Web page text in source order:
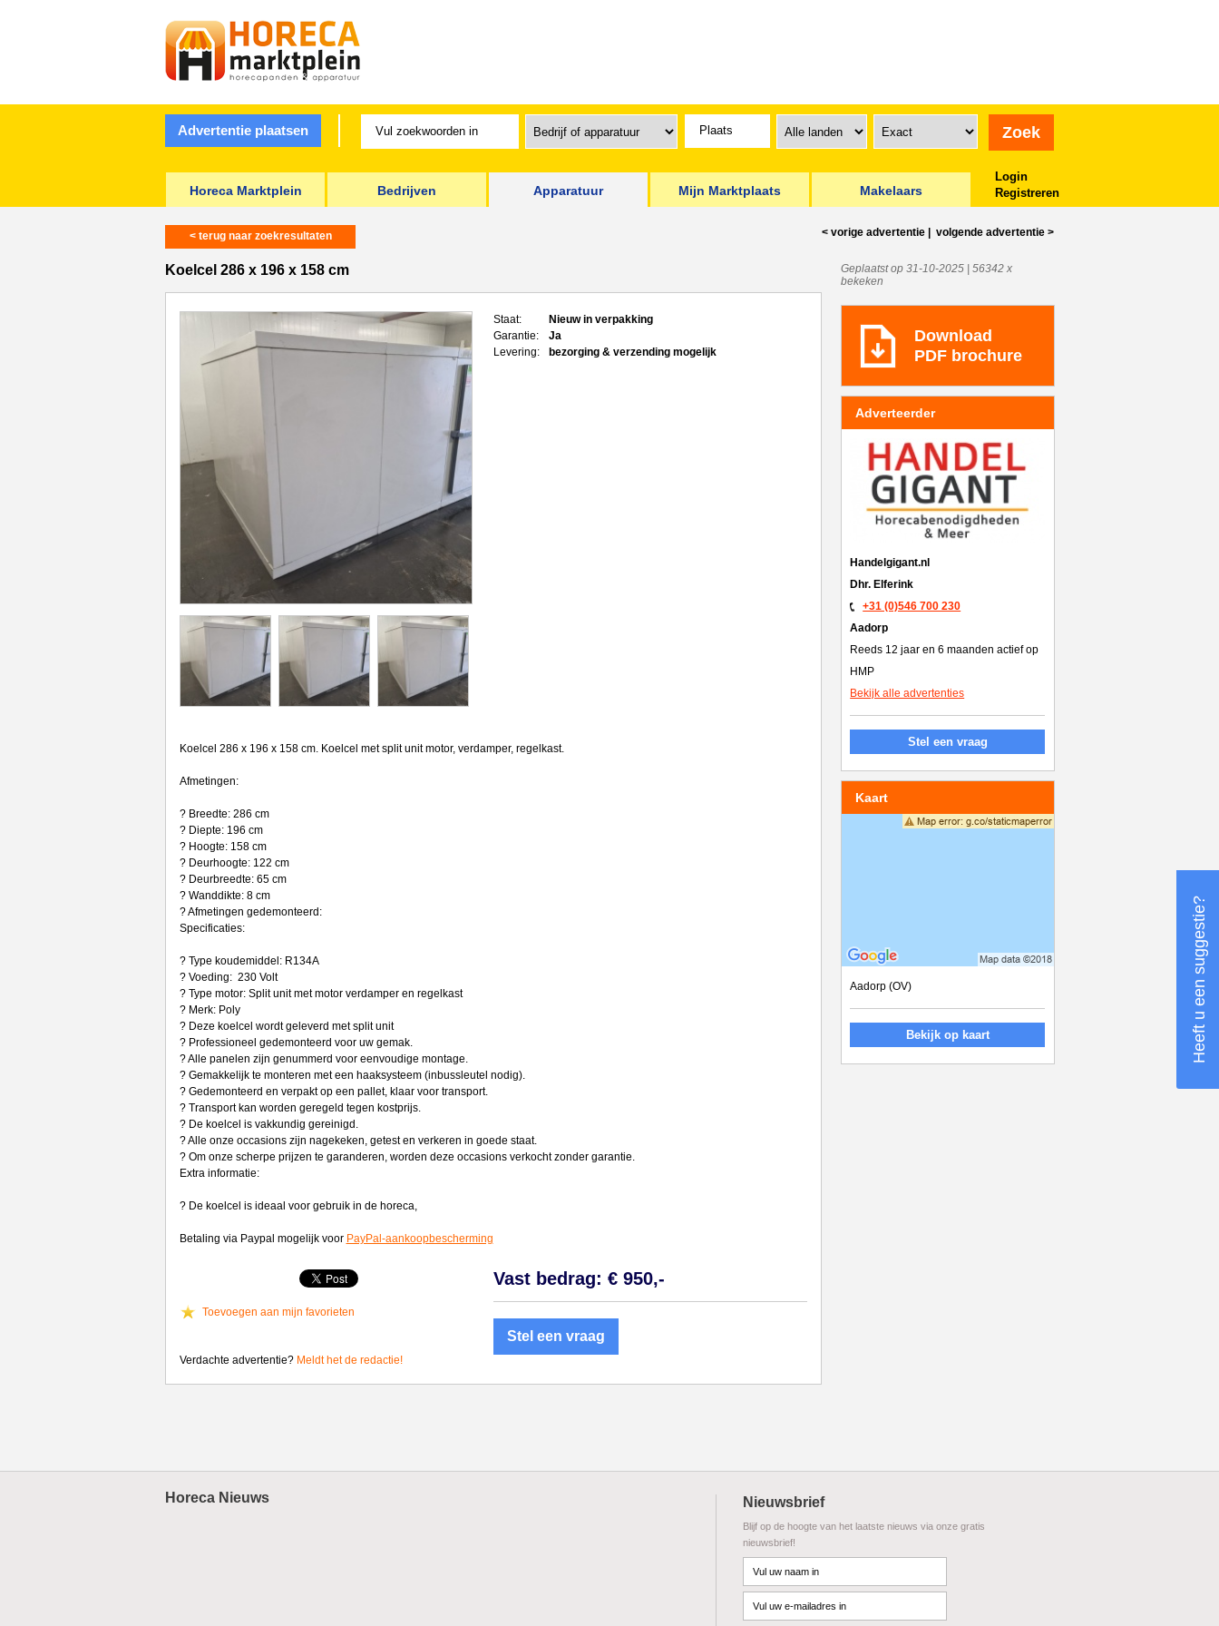
Advertentie plaatsen
Horeca Marktplein Bedrijven Apparatuur Mijn Marktplaats Makelaars
Login
Registreren
< terug naar zoekresultaten < vorige advertentie volgende advertentie >
Koelcel 286 x 196 x 158 cm
Staat:
Nieuw in verpakking
Garantie:
Ja
Levering:
bezorging & verzending mogelijk
Koelcel 286 x 196 x 158 cm. Koelcel met split unit motor, verdamper, regelkast.
Afmetingen:
? Breedte: 286 cm
? Diepte: 196 cm
? Hoogte: 158 cm
? Deurhoogte: 122 cm
? Deurbreedte: 65 cm
? Wanddikte: 8 cm
? Afmetingen gedemonteerd:
Specificaties:
? Type koudemiddel: R134A
? Voeding: 230 Volt
? Type motor: Split unit met motor verdamper en regelkast
? Merk: Poly
? Deze koelcel wordt geleverd met split unit
? Professioneel gedemonteerd voor uw gemak.
? Alle panelen zijn genummerd voor eenvoudige montage.
? Gemakkelijk te monteren met een haaksysteem (inbussleutel nodig).
? Gedemonteerd en verpakt op een pallet, klaar voor transport.
? Transport kan worden geregeld tegen kostprijs.
? De koelcel is vakkundig gereinigd.
? Alle onze occasions zijn nagekeken, getest en verkeren in goede staat.
? Om onze scherpe prijzen te garanderen, worden deze occasions verkocht zonder garantie.
Extra informatie:
? De koelcel is ideaal voor gebruik in de horeca,
Betaling via Paypal mogelijk voor PayPal-aankoopbescherming
Toevoegen aan mijn favorieten
Vast bedrag: € 950,-
Stel een vraag
Verdachte advertentie? Meldt het de redactie!
Geplaatst op 31-10-2025 | 56342 x
bekeken
Download
PDF brochure
Adverteerder
Handelgigant.nl
Dhr. Elferink
+31 (0)546 700 230
Aadorp
Reeds 12 jaar en 6 maanden actief op
HMP
Bekijk alle advertenties
Stel een vraag
Kaart
Aadorp (OV)
Bekijk op kaart
Horeca Nieuws Nieuwsbrief
Blijf op de hoogte van het laatste nieuws via onze gratis
nieuwsbrief!
Heeft u een suggestie?